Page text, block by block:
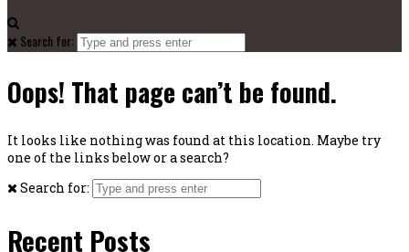
Search for:
Oops! That page can’t be found.
It looks like nothing was found at this location. Maybe try
one of the links below or a search?
Search for:
Recent Posts